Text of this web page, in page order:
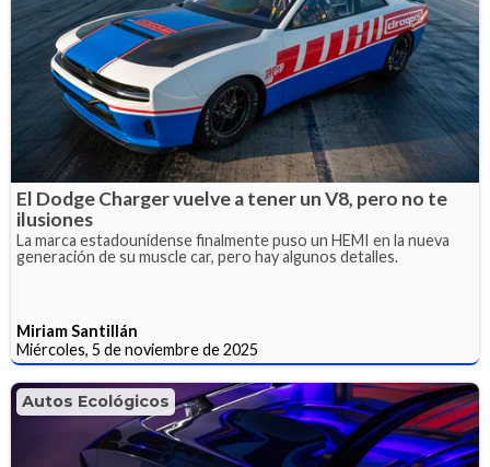
El Dodge Charger vuelve a tener un V8, pero no te
ilusiones
La marca estadounidense finalmente puso un HEMI en la nueva
generación de su muscle car, pero hay algunos detalles.
Miriam Santillán
Miércoles, 5 de noviembre de 2025
Autos Ecológicos